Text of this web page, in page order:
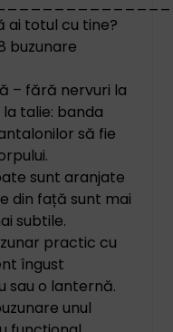
ai totul cu tine?
buzunare
– fără nervuri la
talie: banda
să fie
sunt aranjate
din față sunt mai
subtile.
practic cu
îngust
sau o lanternă.
unul